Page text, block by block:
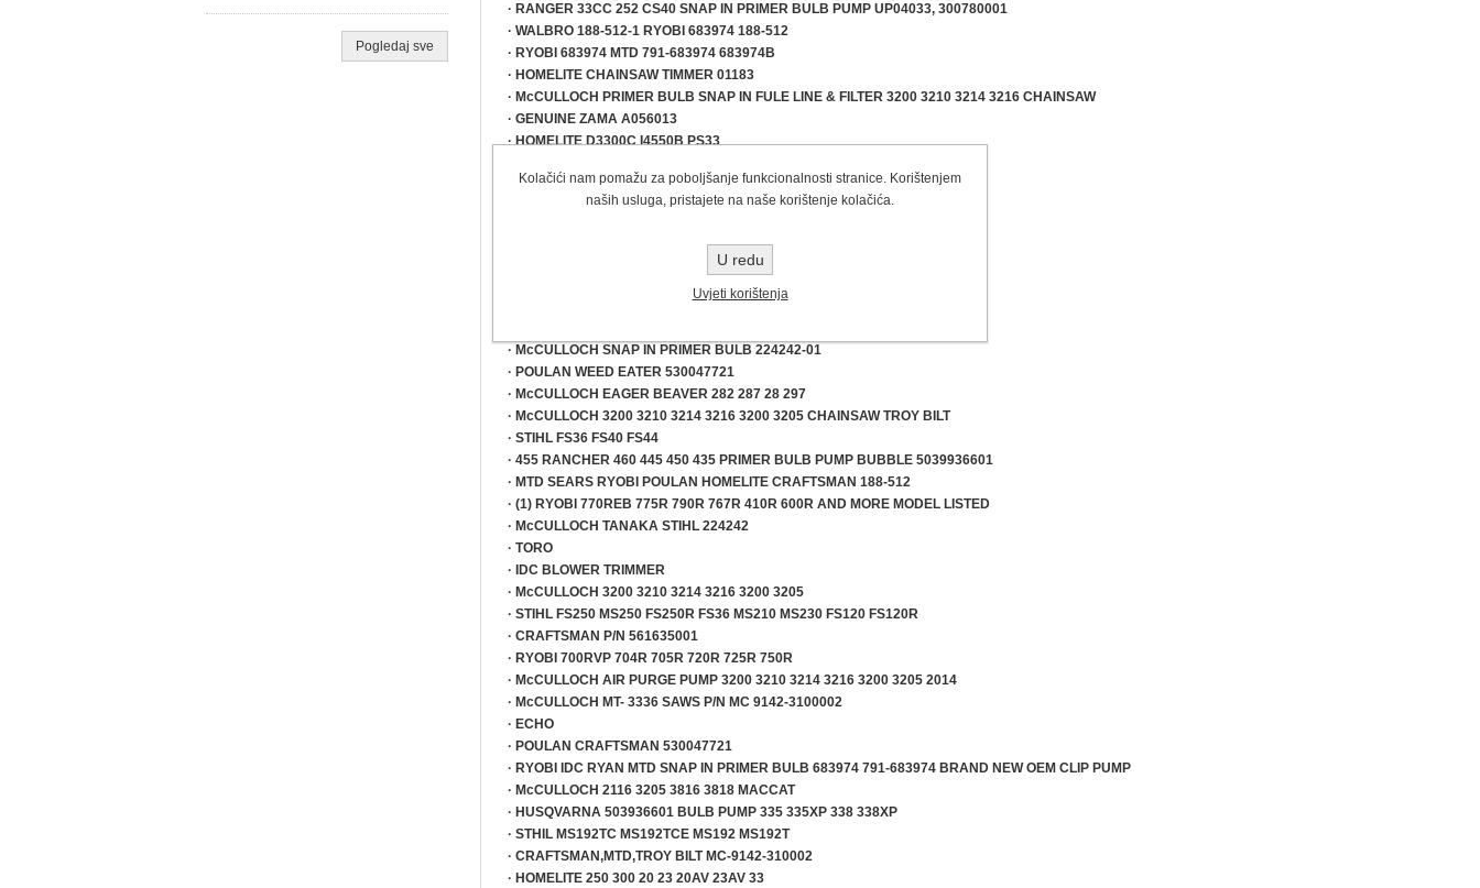
· RANGER 33CC 252 CS40 SNAP IN PRIMER BULB PUMP UP04033, 300780001
· WALBRO 188-512-1 RYOBI 683974 188-512
· RYOBI 683974 MTD 791-683974 683974B
· HOMELITE CHAINSAW TIMMER 01183
· McCULLOCH PRIMER BULB SNAP IN FULE LINE & FILTER 3200 3210 3214 3216 CHAINSAW
· GENUINE ZAMA A056013
· HOMELITE D3300C I4550B PS33
· McCULLOCH ROADRUNNER PRO MAC 1 FR 17
· RYOBI MTD Y28 MY780 MT765 MT725 MT705
· CRAFTSMAN HUSQVARNA 530047721
· McCULLOCH EAGER BEAVER 297NCD 287HD 28
· HOMELITE D3800C D3850B D3850BC S2
· McCULLOCH SNAP IN PRIMER BULB 224242-01
· POULAN WEED EATER 530047721
· McCULLOCH EAGER BEAVER 282 287 28 297
· McCULLOCH 3200 3210 3214 3216 3200 3205 CHAINSAW TROY BILT
· STIHL FS36 FS40 FS44
· 455 RANCHER 460 445 450 435 PRIMER BULB PUMP BUBBLE 5039936601
· MTD SEARS RYOBI POULAN HOMELITE CRAFTSMAN 188-512
· (1) RYOBI 770REB 775R 790R 767R 410R 600R AND MORE MODEL LISTED
· McCULLOCH TANAKA STIHL 224242
· TORO
· IDC BLOWER TRIMMER
· McCULLOCH 3200 3210 3214 3216 3200 3205
· STIHL FS250 MS250 FS250R FS36 MS210 MS230 FS120 FS120R
· CRAFTSMAN P/N 561635001
· RYOBI 700RVP 704R 705R 720R 725R 750R
· McCULLOCH AIR PURGE PUMP 3200 3210 3214 3216 3200 3205 2014
· McCULLOCH MT- 3336 SAWS P/N MC 9142-3100002
· ECHO
· POULAN CRAFTSMAN 530047721
· RYOBI IDC RYAN MTD SNAP IN PRIMER BULB 683974 791-683974 BRAND NEW OEM CLIP PUMP
· McCULLOCH 2116 3205 3816 3818 MACCAT
· HUSQVARNA 503936601 BULB PUMP 335 335XP 338 338XP
· STHIL MS192TC MS192TCE MS192 MS192T
· CRAFTSMAN,MTD,TROY BILT MC-9142-310002
· HOMELITE 250 300 20 23 20AV 23AV 33
Pogledaj sve
Kolačići nam pomažu za poboljšanje funkcionalnosti stranice. Korištenjem
naših usluga, pristajete na naše korištenje kolačića.
U redu
Uvjeti korištenja